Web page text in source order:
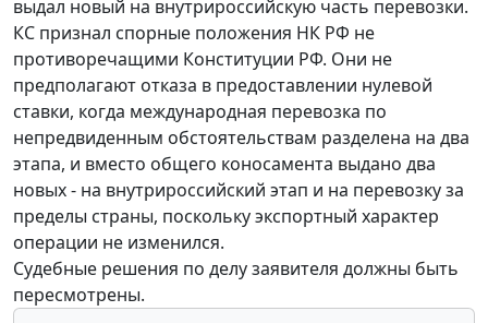
выдал новый на внутрироссийскую часть перевозки.
КС признал спорные положения НК РФ не
противоречащими Конституции РФ. Они не
предполагают отказа в предоставлении нулевой
ставки, когда международная перевозка по
непредвиденным обстоятельствам разделена на два
этапа, и вместо общего коносамента выдано два
новых - на внутрироссийский этап и на перевозку за
пределы страны, поскольку экспортный характер
операции не изменился.
Судебные решения по делу заявителя должны быть
пересмотрены.